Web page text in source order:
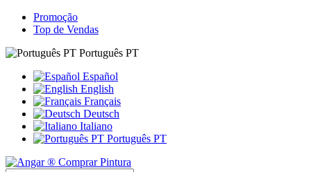
Promoção
Top de Vendas
Português PT
Español
English
Français
Deutsch
Italiano
Português PT